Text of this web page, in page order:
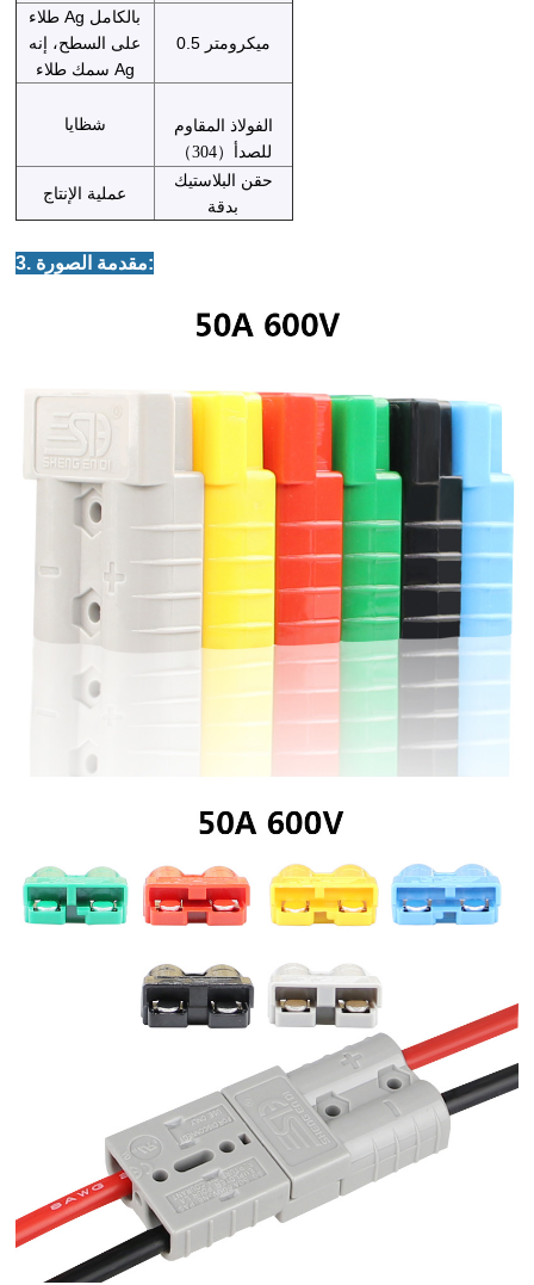
طلاء Ag بالكامل
على السطح، إنه
سمك طلاء Ag
0.5 ميكرومتر
شظايا
الفولاذ المقاوم
للصدأ （
304
）
عملية الإنتاج
حقن البلاستيك
بدقة
3. مقدمة الصورة: